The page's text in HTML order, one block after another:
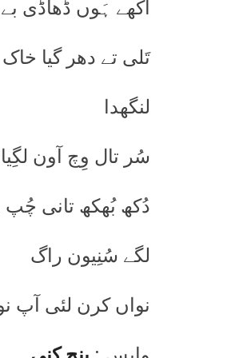
آکھے ہَوں ڈھاڈی بے
تَلی تے دھر گیا خاک
لنگھدا
سُر تال وِچ آون
دُکھ بُھکھ تانی چُپ
لگے سُنِیون راگ
نواں کرن لئی آپ